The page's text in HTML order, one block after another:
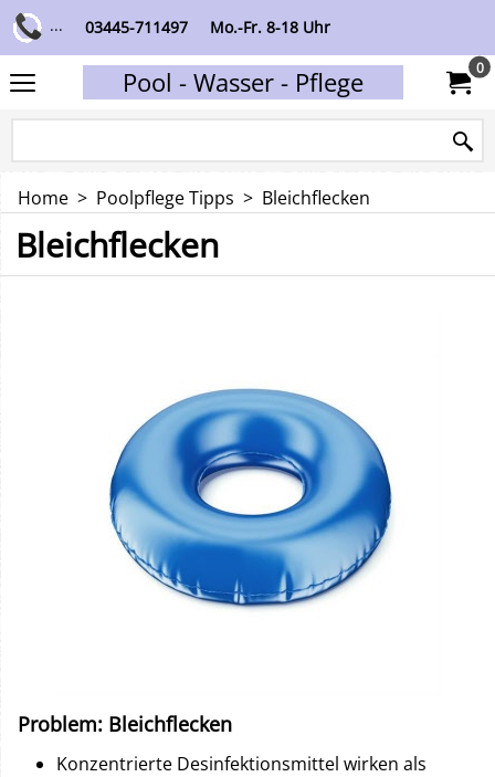
... 03445-711497 Mo.-Fr. 8-18 Uhr
Pool - Wasser - Pflege 0
Home > Poolpflege Tipps > Bleichflecken
Bleichflecken
Problem: Bleichflecken
Konzentrierte Desinfektionsmittel wirken als